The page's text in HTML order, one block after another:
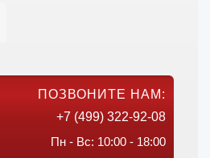
ПОЗВОНИТЕ НАМ:
+7 (499) 322-92-08
Пн - Вс: 10:00 - 18:00